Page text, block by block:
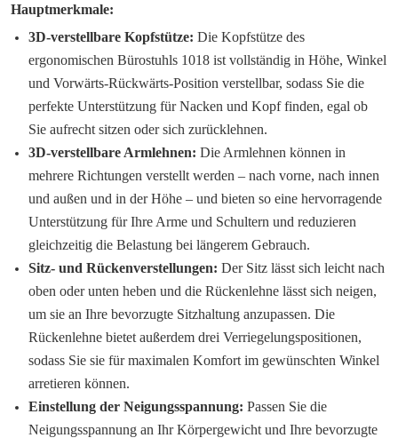
Hauptmerkmale:
3D-verstellbare Kopfstütze: Die Kopfstütze des
ergonomischen Bürostuhls 1018 ist vollständig in Höhe, Winkel
und Vorwärts-Rückwärts-Position verstellbar, sodass Sie die
perfekte Unterstützung für Nacken und Kopf finden, egal ob
Sie aufrecht sitzen oder sich zurücklehnen.
3D-verstellbare Armlehnen: Die Armlehnen können in
mehrere Richtungen verstellt werden – nach vorne, nach innen
und außen und in der Höhe – und bieten so eine hervorragende
Unterstützung für Ihre Arme und Schultern und reduzieren
gleichzeitig die Belastung bei längerem Gebrauch.
Sitz- und Rückenverstellungen: Der Sitz lässt sich leicht nach
oben oder unten heben und die Rückenlehne lässt sich neigen,
um sie an Ihre bevorzugte Sitzhaltung anzupassen. Die
Rückenlehne bietet außerdem drei Verriegelungspositionen,
sodass Sie sie für maximalen Komfort im gewünschten Winkel
arretieren können.
Einstellung der Neigungsspannung: Passen Sie die
Neigungsspannung an Ihr Körpergewicht und Ihre bevorzugte